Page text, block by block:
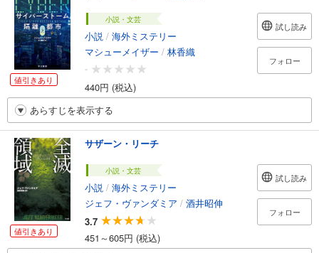
値引きあり
小説・文芸
小説 / 海外ミステリー
マシューメイザー / 林香織
-
440円 (税込)
試し読み
フォロー
あらすじを表示する
値引きあり
サザーン・リーチ
小説・文芸
小説 / 海外ミステリー
ジェフ・ヴァンダミア / 酒井昭伸
3.7
451～605円 (税込)
試し読み
フォロー